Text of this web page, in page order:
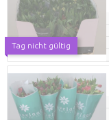
Tag nicht gültig